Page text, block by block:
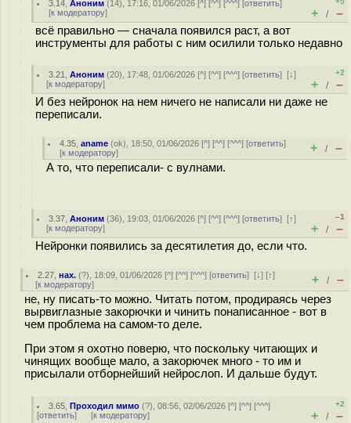
3.14 ,Аноним (14), 17:16, 01/06/2026 [^] [^^] [^^^] [ответить]
[к модератору] + / –
всё правильно — сначала появился раст, а вот
инструменты для работы с ним осилили только недавно
3.21 ,Аноним (20), 17:48, 01/06/2026 [^] [^^] [^^^] [ответить][↓]
[к модератору]
+2
+ / –
И без нейронок на нем ничего не написали ни даже не
переписали.
4.35 ,aname (ok), 18:50, 01/06/2026 [^] [^^] [^^^] [ответить]
[к модератору] + / –
А то, что переписали- с вулнами.
3.37 ,Аноним (36), 19:03, 01/06/2026 [^] [^^] [^^^] [ответить][↑]
[к модератору]
–1
+ / –
Нейронки появились за десятилетия до, если что.
2.27 ,нах. (?), 18:09, 01/06/2026 [^] [^^] [^^^] [ответить][↓] [↑]
[к модератору] + / –
не, ну писать-то можно. Читать потом, продираясь через
вырвиглазные закорючки и чинить понаписанное - вот в
чем проблема на самом-то деле.
При этом я охотно поверю, что поскольку читающих и
чинящих вообще мало, а закорючек много - то им и
присылали отборнейший нейрослоп. И дальше будут.
3.65 ,Проходил мимо (?), 08:56, 02/06/2026 [^] [^^] [^^^]
[ответить] [к модератору]
+2
+ / –